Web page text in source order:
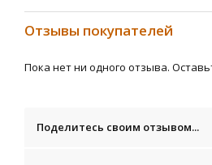
Отзывы покупателей
Пока нет ни одного отзыва.
Поделитесь своим отзывом...